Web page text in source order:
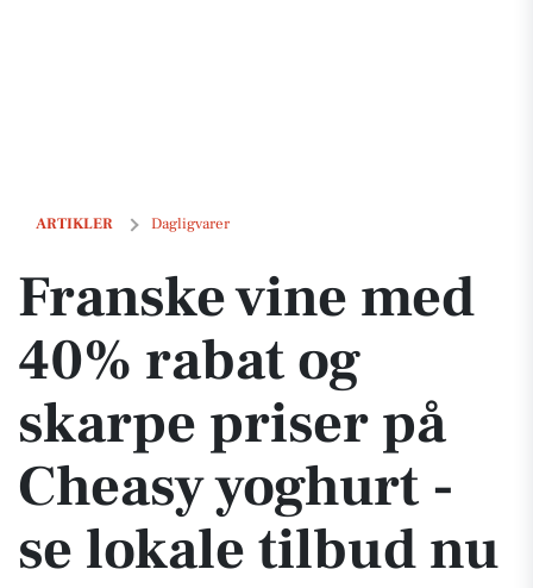
ARTIKLER Dagligvarer
Franske vine med 40% rabat og skarpe priser på Cheasy yoghurt -
Franske vine med
40% rabat og
skarpe priser på
Cheasy yoghurt -
se lokale tilbud nu